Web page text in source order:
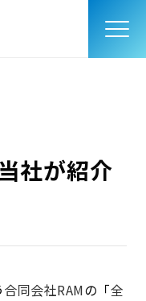
社が紹介
合同会社RAMの「全